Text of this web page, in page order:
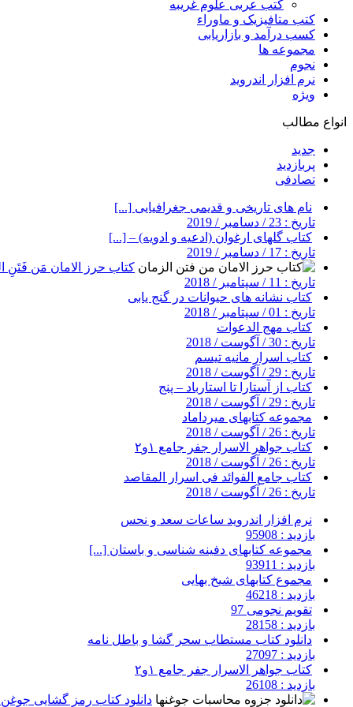
کتب عربی علوم غریبه
کتب متافیزیک و ماوراء
کسب درآمد و بازاریابی
مجموعه ها
نجوم
نرم افزار اندروید
ویژه
انواع مطالب
جدید
پربازدید
تصادفی
نام های تاریخی و قدیمی جغرافیایی [...]
تاریخ : 23 / دسامبر / 2019
کتاب گلهای ارغوان (ادعیه و ادویه) – [...]
تاریخ : 17 / دسامبر / 2019
کتاب حرز الامان مَن فَتَنِ
تاریخ : 11 / سپتامبر / 2018
کتاب نشانه های حیوانات در گنج یابی
تاریخ : 01 / سپتامبر / 2018
کتاب مهج الدعوات
تاریخ : 30 / آگوست / 2018
کتاب اسرار مانیه تیسم
تاریخ : 29 / آگوست / 2018
کتاب از آستارا تا استارباد – پنج
تاریخ : 29 / آگوست / 2018
مجموعه کتابهای میرداماد
تاریخ : 26 / آگوست / 2018
کتاب جواهر الاسرار جفر جامع ۱و۲
تاریخ : 26 / آگوست / 2018
کتاب جامع الفوائد فی اسرار المقاصد
تاریخ : 26 / آگوست / 2018
نرم افزار اندروید ساعات سعد و نحس
بازدید : 95908
مجموعه کتابهای دفینه شناسی و باستان [...]
بازدید : 93911
مجموع کتابهای شیخ بهایی
بازدید : 46218
تقویم نجومی 97
بازدید : 28158
دانلود کتاب مستطاب سحر گشا و باطل نامه
بازدید : 27097
کتاب جواهر الاسرار جفر جامع ۱و۲
بازدید : 26108
دانلود کتاب رمز گشایی